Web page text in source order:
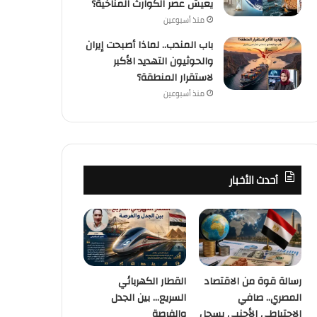
يعيش عصر الكوارث المناخية؟
منذ أسبوعين
باب المندب.. لماذا أصبحت إيران
والحوثيون التهديد الأكبر
لاستقرار المنطقة؟
منذ أسبوعين
أحدث الأخبار
رسالة قوة من الاقتصاد
المصري.. صافي
القطار الكهربائي
السريع… بين الجدل